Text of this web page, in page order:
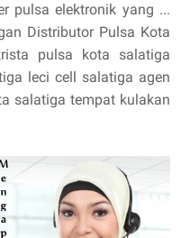
pulsa elektronik yang ...
Distributor Pulsa Kota
pulsa kota salatiga
leci cell salatiga agen
salatiga tempat kulakan